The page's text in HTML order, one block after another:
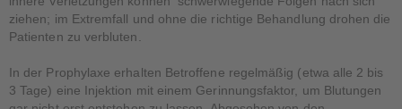
ziehen; im Extremfall und ohne die richtige Behandlung drohen die
Patienten zu verbluten.
In der Prophylaxe erhalten Betroffene regelmäßig (etwa alle 2 bis
3 Tage) eine Injektion mit einem Gerinnungsfaktor, um Blutungen